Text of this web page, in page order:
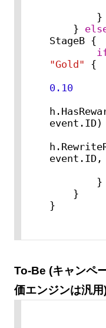
    }
StageB {
"Gold" {
0.10
}
To-Be (キャンペ
価エンジンは汎用